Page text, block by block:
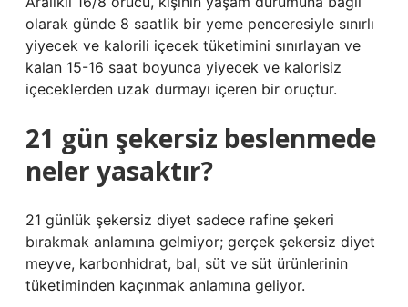
olarak günde 8 saatlik bir yeme penceresiyle sınırlı
yiyecek ve kalorili içecek tüketimini sınırlayan ve
kalan 15-16 saat boyunca yiyecek ve kalorisiz
içeceklerden uzak durmayı içeren bir oruçtur.
21 gün şekersiz beslenmede
neler yasaktır?
21 günlük şekersiz diyet sadece rafine şekeri
bırakmak anlamına gelmiyor; gerçek şekersiz diyet
meyve, karbonhidrat, bal, süt ve süt ürünlerinin
tüketiminden kaçınmak anlamına geliyor.